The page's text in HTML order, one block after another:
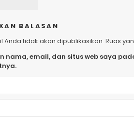
BALASAN
Anda tidak akan dipublikasikan. Ruas
nama, email, dan situs web saya